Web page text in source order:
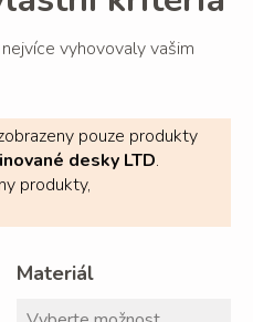
vyhovovaly vašim
pouze produkty
desky LTD.
produkty,
Materiál